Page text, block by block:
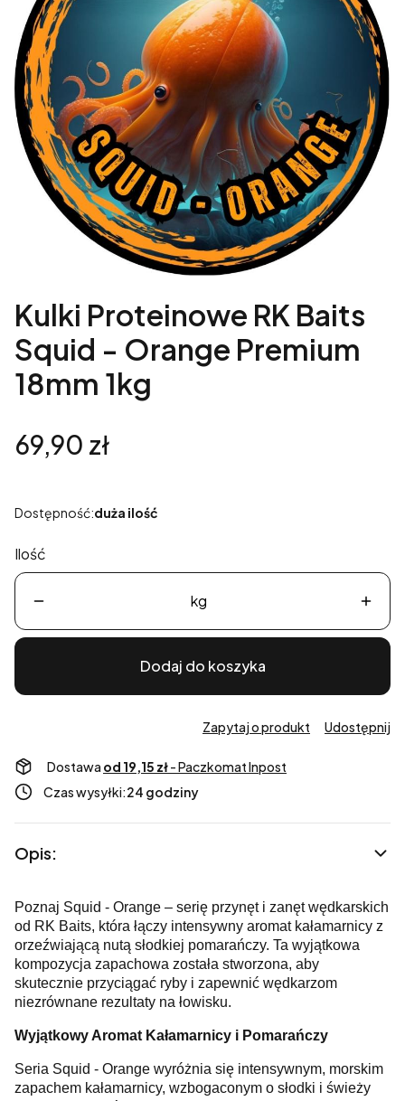
Kulki Proteinowe RK Baits
Squid - Orange Premium
18mm 1kg
Cena
69,90 zł
Dostępność:duża ilość
Ilość
kg
Dodaj do koszyka
Zapytaj o produkt Udostępnij
Dostawa od 19,15 zł- Paczkomat Inpost
Czas wysyłki:24 godziny
Opis:
Poznaj Squid - Orange – serię przynęt i zanęt wędkarskich
od RK Baits, która łączy intensywny aromat kałamarnicy z
orzeźwiającą nutą słodkiej pomarańczy. Ta wyjątkowa
kompozycja zapachowa została stworzona, aby
skutecznie przyciągać ryby i zapewnić wędkarzom
niezrównane rezultaty na łowisku.
Wyjątkowy Aromat Kałamarnicy i Pomarańczy
Seria Squid - Orange wyróżnia się intensywnym, morskim
zapachem kałamarnicy, wzbogaconym o słodki i świeży